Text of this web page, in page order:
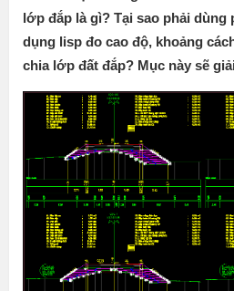
lớp đắp là gì? Tại sao phải dùng
dụng lisp đo cao độ, khoảng
chia lớp đất đắp? Mục này sẽ